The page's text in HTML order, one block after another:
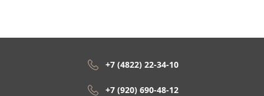
+7 (4822) 22-34-10
+7 (920) 690-48-12